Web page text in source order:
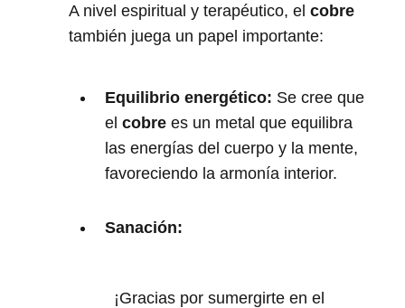
A nivel espiritual y terapéutico, el cobre
también juega un papel importante:
Equilibrio energético: Se cree que
el cobre es un metal que equilibra
las energías del cuerpo y la mente,
favoreciendo la armonía interior.
Sanación:
¡Gracias por sumergirte en el